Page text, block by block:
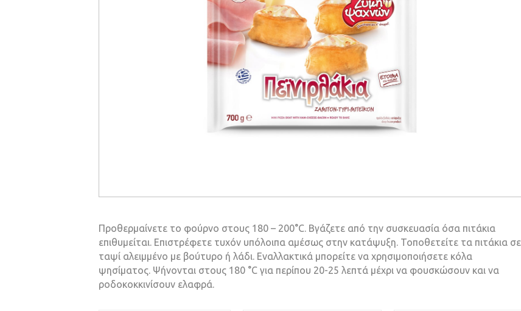
Προθερμαίνετε το φούρνο στους 180 – 200°C. Βγάζετε από την συσκευασία όσα πιτάκια
επιθυμείται. Επιστρέφετε τυχόν υπόλοιπα αμέσως στην κατάψυξη. Τοποθετείτε τα πιτάκια σε
ταψί αλειμμένο με βούτυρο ή λάδι. Εναλλακτικά μπορείτε να χρησιμοποιήσετε κόλα
ψησίματος. Ψήνονται στους 180 °C για περίπου 20-25 λεπτά μέχρι να φουσκώσουν και να
ροδοκοκκινίσουν ελαφρά.